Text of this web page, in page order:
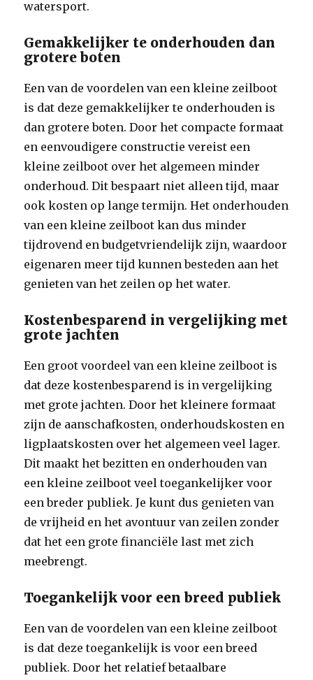
watersport.
Gemakkelijker te onderhouden dan
grotere boten
Een van de voordelen van een kleine zeilboot
is dat deze gemakkelijker te onderhouden is
dan grotere boten. Door het compacte formaat
en eenvoudigere constructie vereist een
kleine zeilboot over het algemeen minder
onderhoud. Dit bespaart niet alleen tijd, maar
ook kosten op lange termijn. Het onderhouden
van een kleine zeilboot kan dus minder
tijdrovend en budgetvriendelijk zijn, waardoor
eigenaren meer tijd kunnen besteden aan het
genieten van het zeilen op het water.
Kostenbesparend in vergelijking met
grote jachten
Een groot voordeel van een kleine zeilboot is
dat deze kostenbesparend is in vergelijking
met grote jachten. Door het kleinere formaat
zijn de aanschafkosten, onderhoudskosten en
ligplaatskosten over het algemeen veel lager.
Dit maakt het bezitten en onderhouden van
een kleine zeilboot veel toegankelijker voor
een breder publiek. Je kunt dus genieten van
de vrijheid en het avontuur van zeilen zonder
dat het een grote financiële last met zich
meebrengt.
Toegankelijk voor een breed publiek
Een van de voordelen van een kleine zeilboot
is dat deze toegankelijk is voor een breed
publiek. Door het relatief betaalbare